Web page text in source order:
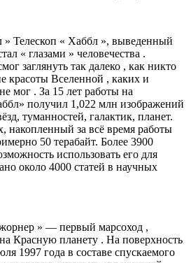
» Телескоп « Хаббл », выведенный
« глазами » человечества .
заглянуть так далеко , как никто
красоты Вселенной , каких и
мог . За 15 лет работы на
получил 1,022 млн изображений
туманностей, галактик, планет.
за всё время работы
50 терабайт. Более 3900
использовать его для
около 4000 статей в научных
» — первый марсоход ,
Красную планету . На поверхность
1997 года в составе спускаемого